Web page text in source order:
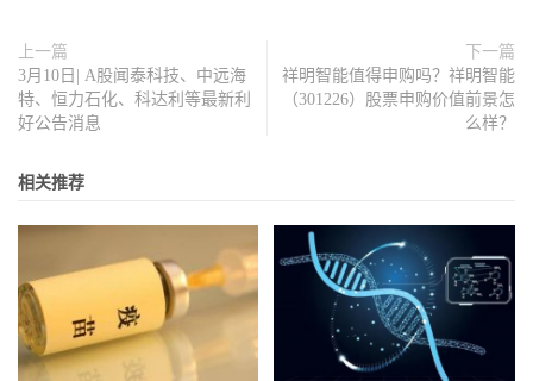
上一篇
3月10日| A股闻泰科技、中远海
特、恒力石化、科达利等最新利
好公告消息
下一篇
祥明智能值得申购吗？祥明智能
（301226）股票申购价值前景怎
么样？
相关推荐